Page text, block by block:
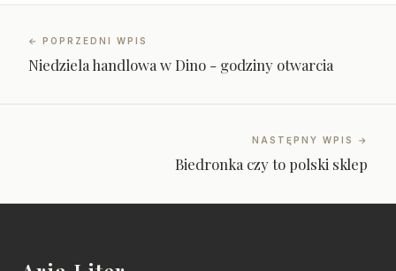
← POPRZEDNI WPIS
Niedziela handlowa w Dino - godziny otwarcia
NASTĘPNY WPIS →
Biedronka czy to polski sklep